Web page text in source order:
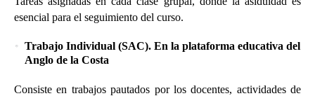
esencial para el seguimiento del curso.
Trabajo Individual (SAC). En la plataforma educativa del
Anglo de la Costa
Consiste en trabajos pautados por los docentes, actividades de